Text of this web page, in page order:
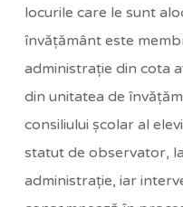
locurile care le sunt
învăţământ este
administraţie din cota
din unitatea de
consiliului şcolar al
statut de observator,
administraţie, iar